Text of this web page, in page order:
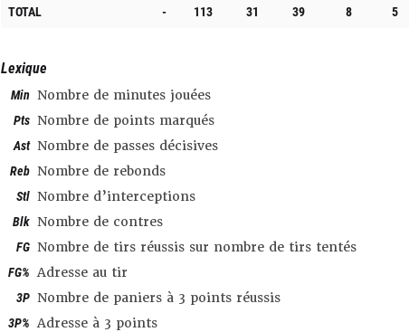
TOTAL
- 113 31 39 8 5
Lexique
Min Nombre de minutes jouées
Pts Nombre de points marqués
Ast Nombre de passes décisives
Reb Nombre de rebonds
Stl Nombre d’interceptions
Blk Nombre de contres
FG Nombre de tirs réussis sur nombre de tirs tentés
FG% Adresse au tir
3P Nombre de paniers à 3 points réussis
3P% Adresse à 3 points